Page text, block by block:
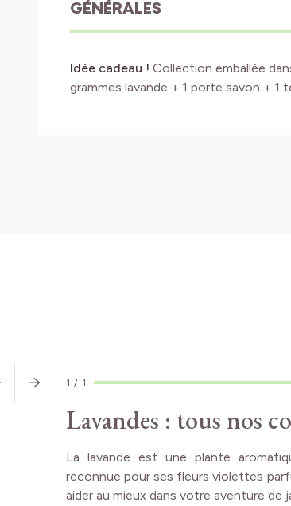
GÉNÉRALES
Idée cadeau ! Collection emballée
grammes lavande + 1 porte savon + 1
1 / 1
Lavandes : tous nos
La lavande est une plante
reconnue pour ses fleurs violettes
aider au mieux dans votre aventure